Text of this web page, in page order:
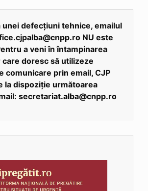
unei defecțiuni tehnice, emailul
NU este
a veni în întampinarea
doresc să utilizeze
comunicare prin email, CJP
la dispoziție următoarea
secretariat.alba@cnpp.ro